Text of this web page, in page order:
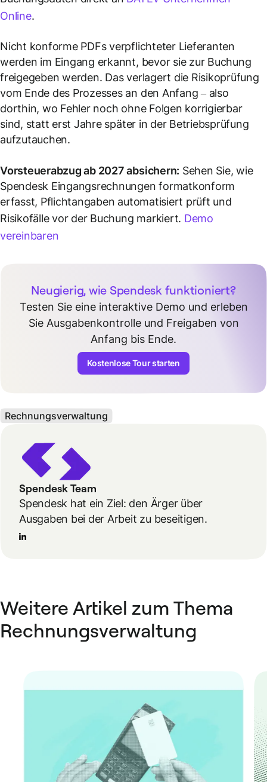
Online.
Nicht konforme PDFs verpflichteter Lieferanten
werden im Eingang erkannt, bevor sie zur Buchung
freigegeben werden. Das verlagert die Risikoprüfung
vom Ende des Prozesses an den Anfang – also
dorthin, wo Fehler noch ohne Folgen korrigierbar
sind, statt erst Jahre später in der Betriebsprüfung
aufzutauchen.
Vorsteuerabzug ab 2027 absichern: Sehen Sie, wie
Spendesk Eingangsrechnungen formatkonform
erfasst, Pflichtangaben automatisiert prüft und
Risikofälle vor der Buchung markiert. Demo
vereinbaren
Neugierig, wie Spendesk funktioniert?
Testen Sie eine interaktive Demo und erleben
Sie Ausgabenkontrolle und Freigaben von
Anfang bis Ende.
Kostenlose Tour starten
Rechnungsverwaltung
Spendesk Team
Spendesk hat ein Ziel: den Ärger über
Ausgaben bei der Arbeit zu beseitigen.
Weitere Artikel zum Thema
Rechnungsverwaltung